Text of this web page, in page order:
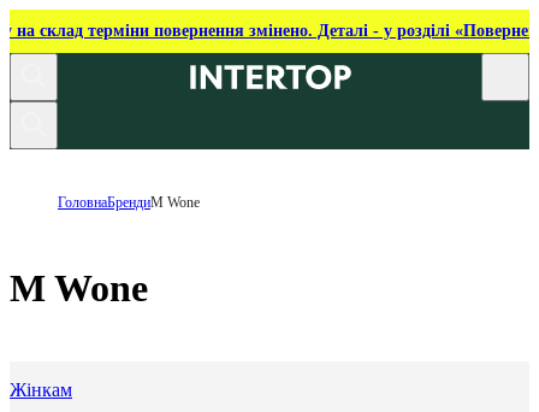
на склад терміни повернення змінено. Деталі - у розділі
ГоловнаБрендиM Wone
M Wone
Жінкам